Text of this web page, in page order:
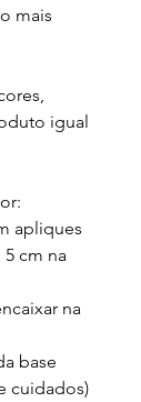
mais
igual
apliques
cm na
na
base
cuidados)